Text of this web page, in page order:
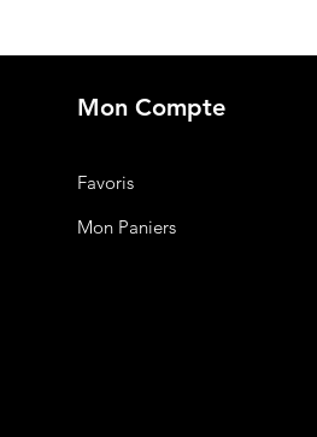
Mon Compte
Favoris
Mon Paniers